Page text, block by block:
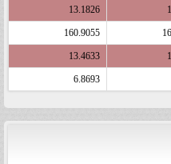
13.1826
160.9055
13.4633
6.8693